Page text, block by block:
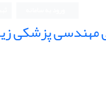
مهندسی پزشکی